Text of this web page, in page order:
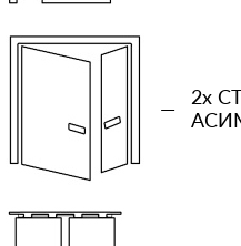
—
2x
Ваша примерная смета